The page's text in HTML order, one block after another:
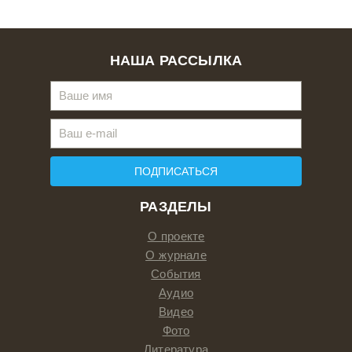
РАЗДЕЛЫ
О проекте
О журнале
События
Аудио
Видео
Фото
НАША РАССЫЛКА
ПОДПИСАТЬСЯ